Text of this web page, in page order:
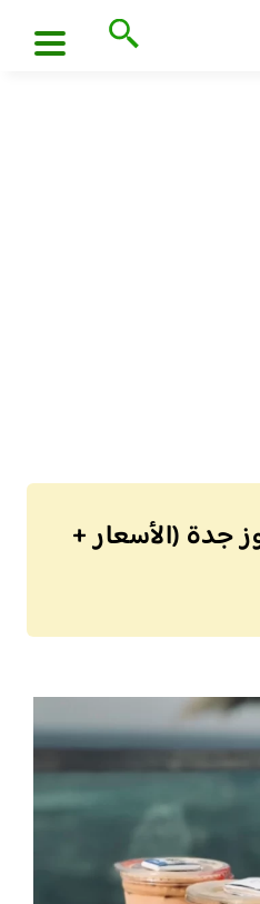
جدة (الأسعار +